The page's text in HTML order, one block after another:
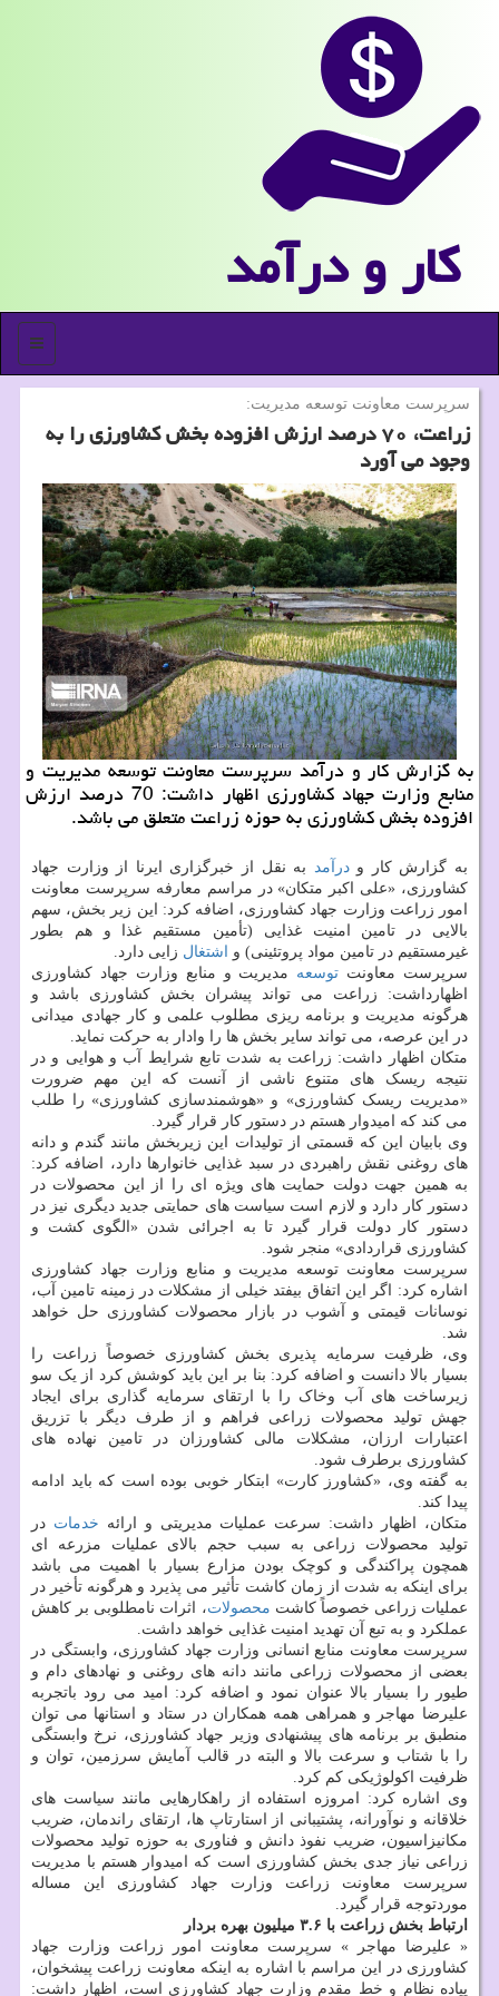
كار و درآمد
منو
سرپرست معاونت توسعه مدیریت:
زراعت، ۷۰ درصد ارزش افزوده بخش کشاورزی را به
وجود می آورد
به گزارش کار و درآمد سرپرست معاونت توسعه مدیریت و
منابع وزارت جهاد کشاورزی اظهار داشت: 70 درصد ارزش
افزوده بخش کشاورزی به حوزه زراعت متعلق می باشد.
به گزارش کار ودرآمد به نقل از خبرگزاری ایرنا از وزارت جهاد
کشاورزی، «علی اکبر متکان» در مراسم معارفه سرپرست معاونت
امور زراعت وزارت جهاد کشاورزی، اضافه کرد: این زیر بخش، سهم
بالایی در تامین امنیت غذایی (تأمین مستقیم غذا و هم بطور
غیرمستقیم در تامین مواد پروتئینی) و
اشتغال زایی دارد.
سرپرست معاونت توسعه مدیریت و منابع وزارت جهاد کشاورزی
اظهارداشت: زراعت می تواند پیشران بخش کشاورزی باشد و
هرگونه مدیریت و برنامه ریزی مطلوب علمی و کار جهادی میدانی
در این عرصه، می تواند سایر بخش ها را وادار به حرکت نماید.
متکان اظهار داشت: زراعت به شدت تابع شرایط آب و هوایی و در
نتیجه ریسک های متنوع ناشی از آنست که این مهم ضرورت
«مدیریت ریسک کشاورزی» و «هوشمندسازی کشاورزی» را طلب
می کند که امیدوار هستم در دستور کار قرار گیرد.
وی بابیان این که قسمتی از تولیدات این زیربخش مانند گندم و دانه
های روغنی نقش راهبردی در سبد غذایی خانوارها دارد، اضافه کرد:
به همین جهت دولت حمایت های ویژه ای را از این محصولات در
دستور کار دارد و لازم است سیاست های حمایتی جدید دیگری نیز در
دستور کار دولت قرار گیرد تا به اجرائی شدن «الگوی کشت و
کشاورزی قراردادی» منجر شود.
سرپرست معاونت توسعه مدیریت و منابع وزارت جهاد کشاورزی
اشاره کرد: اگر این اتفاق بیفتد خیلی از مشکلات در زمینه تامین آب،
نوسانات قیمتی و آشوب در بازار محصولات کشاورزی حل خواهد
شد.
وی، ظرفیت سرمایه پذیری بخش کشاورزی خصوصاً زراعت را
بسیار بالا دانست و اضافه کرد: بنا بر این باید کوشش کرد از یک سو
زیرساخت های آب وخاک را با ارتقای سرمایه گذاری برای ایجاد
جهش تولید محصولات زراعی فراهم و از طرف دیگر با تزریق
اعتبارات ارزان، مشکلات مالی کشاورزان در تامین نهاده های
کشاورزی برطرف شود.
به گفته وی، «کشاورز کارت» ابتکار خوبی بوده است که باید ادامه
پیدا کند.
متکان، اظهار داشت: سرعت عملیات مدیریتی و ارائه خدمات در
تولید محصولات زراعی به سبب حجم بالای عملیات مزرعه ای
همچون پراکندگی و کوچک بودن مزارع بسیار با اهمیت می باشد
برای اینکه به شدت از زمان کاشت تأثیر می پذیرد و هرگونه تأخیر در
عملیات زراعی خصوصاً کاشت محصولات، اثرات نامطلوبی بر کاهش
عملکرد و به تبع آن تهدید امنیت غذایی خواهد داشت.
سرپرست معاونت منابع انسانی وزارت جهاد کشاورزی، وابستگی در
بعضی از محصولات زراعی مانند دانه های روغنی و نهادهای دام و
طیور را بسیار بالا عنوان نمود و اضافه کرد: امید می رود باتجربه
علیرضا مهاجر و همراهی همه همکاران در ستاد و استانها می توان
منطبق بر برنامه های پیشنهادی وزیر جهاد کشاورزی، نرخ وابستگی
را با شتاب و سرعت بالا و البته در قالب آمایش سرزمین، توان و
ظرفیت اکولوژیکی کم کرد.
وی اشاره کرد: امروزه استفاده از راهکارهایی مانند سیاست های
خلاقانه و نوآورانه، پشتیبانی از استارتاپ ها، ارتقای راندمان، ضریب
مکانیزاسیون، ضریب نفوذ دانش و فناوری به حوزه تولید محصولات
زراعی نیاز جدی بخش کشاورزی است که امیدوار هستم با مدیریت
سرپرست معاونت زراعت وزارت جهاد کشاورزی این مساله
موردتوجه قرار گیرد.
ارتباط بخش زراعت با ۳.۶ میلیون بهره بردار
« علیرضا مهاجر » سرپرست معاونت امور زراعت وزارت جهاد
کشاورزی در این مراسم با اشاره به اینکه معاونت زراعت پیشخوان،
پیاده نظام و خط مقدم وزارت جهاد کشاورزی است، اظهار داشت: